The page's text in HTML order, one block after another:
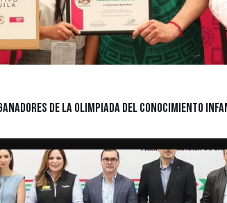
de la Olimpiada del Conocimiento